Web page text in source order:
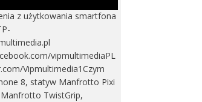
z użytkowania smartfona
vipmultimediaPL
Vipmultimedia1Czym
8, statyw Manfrotto Pixi
TwistGrip,